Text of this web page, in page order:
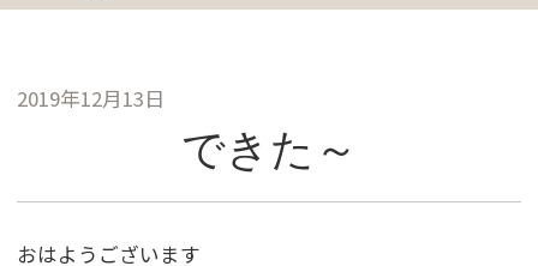
2019年12月13日
できた～
おはようございます